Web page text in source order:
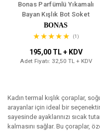
Bonas Parfümlü Yıkamalı
Bayan Kışlık Bot Soket
Çorap 6'lı
BONAS
(1)
195,00 TL + KDV
Adet Fiyatı: 32,50 TL + KDV
Kadın termal kışlık çoraplar,
arayanlar için ideal bir
sayesinde ayaklarınızı sıcak
kalmasını sağlar. Bu çoraplar,